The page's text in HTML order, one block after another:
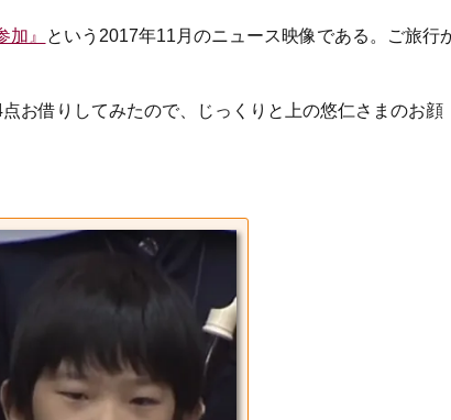
加』
という2017年11月のニュース映像である。ご旅行
お借りしてみたので、じっくりと上の悠仁さまのお顔